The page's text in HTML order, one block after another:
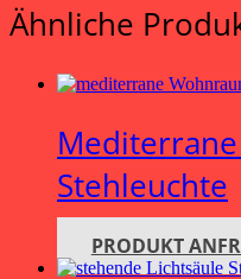
Ähnliche
Stehleuchte
PRODUKT